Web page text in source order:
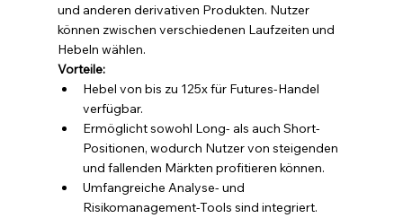
und anderen derivativen Produkten. Nutzer
können zwischen verschiedenen Laufzeiten und
Hebeln wählen.
Vorteile:
Hebel von bis zu 125x für Futures-Handel
verfügbar.
Ermöglicht sowohl Long- als auch Short-
Positionen, wodurch Nutzer von steigenden
und fallenden Märkten profitieren können.
Umfangreiche Analyse- und
Risikomanagement-Tools sind integriert.